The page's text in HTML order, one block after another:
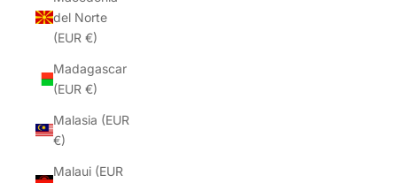
del Norte
(EUR €)
Madagascar
(EUR €)
Malasia (EUR
€)
Malaui (EUR